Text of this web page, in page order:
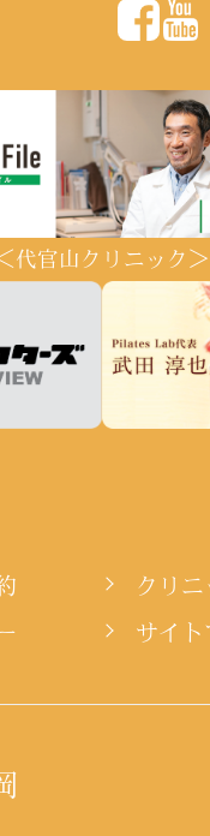
代官山クリニック＞
クリ
サイト